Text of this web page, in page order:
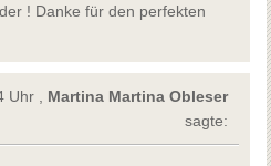
! Danke für den perfekten
Uhr , Martina Martina Obleser
sagte: